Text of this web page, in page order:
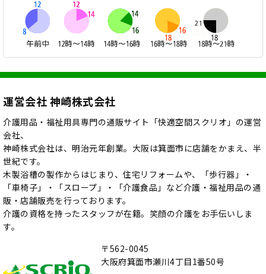
運営会社 神崎株式会社
介護用品・福祉用具専門の通販サイト「快適空間スクリオ」の運営
会社、
神崎株式会社は、明治元年創業。大阪は箕面市に店舗をかまえ、半
世紀です。
木製浴槽の製作からはじまり、住宅リフォームや、「歩行器」・
「車椅子」・「スロープ」・「介護食品」など介護・福祉用品の通
販・店舗販売を行っております。
介護の資格を持ったスタッフが在籍。笑顔の介護をお手伝いしま
す。
〒562-0045
大阪府箕面市瀬川4丁目1番50号